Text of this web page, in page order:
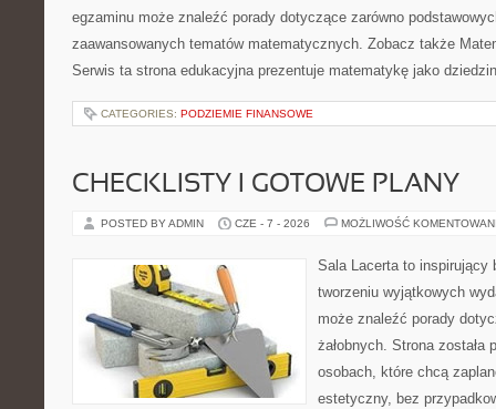
egzaminu może znaleźć porady dotyczące zarówno
zaawansowanych tematów matematycznych. Zobacz także
Serwis ta strona edukacyjna prezentuje matematykę jako
CATEGORIES: PODZIEMIE FINANSOWE
CHECKLISTY I GOTOWE PLANY
POSTED BY ADMIN CZE - 7 - 2026 MOŻLIWOŚĆ
Sala Lacerta to inspirujący
tworzeniu wyjątkowych
może znaleźć porady
żałobnych. Strona została
osobach, które chcą
estetyczny, bez